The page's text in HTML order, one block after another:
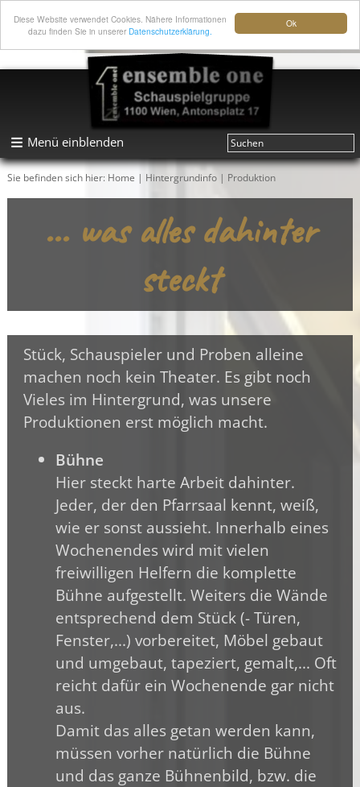
Ok
Diese Website verwendet Cookies. Nähere Informationen
dazu finden Sie in unserer Datenschutzerklärung.
Menü einblenden
Sie befinden sich hier: Home | Hintergrundinfo| Produktion
... was alles dahinter
steckt
Stück, Schauspieler und Proben alleine
machen noch kein Theater. Es gibt noch
Vieles im Hintergrund, was unsere
Produktionen erst möglich macht.
Bühne
Hier steckt harte Arbeit dahinter.
Jeder, der den Pfarrsaal kennt, weiß,
wie er sonst aussieht. Innerhalb eines
Wochenendes wird mit vielen
freiwilligen Helfern die komplette
Bühne aufgestellt. Weiters die Wände
entsprechend dem Stück (- Türen,
Fenster,...) vorbereitet, Möbel gebaut
und umgebaut, tapeziert, gemalt,... Oft
reicht dafür ein Wochenende gar nicht
aus.
Damit das alles getan werden kann,
müssen vorher natürlich die Bühne
und das ganze Bühnenbild, bzw. die